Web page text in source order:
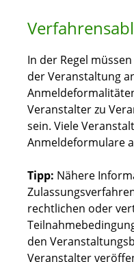
In der Regel
der Veranstaltung
Veranstalter zu
sein. Viele
Anmeldeformulare
Tipp: Nähere
rechtlichen oder
den
Veranstalter